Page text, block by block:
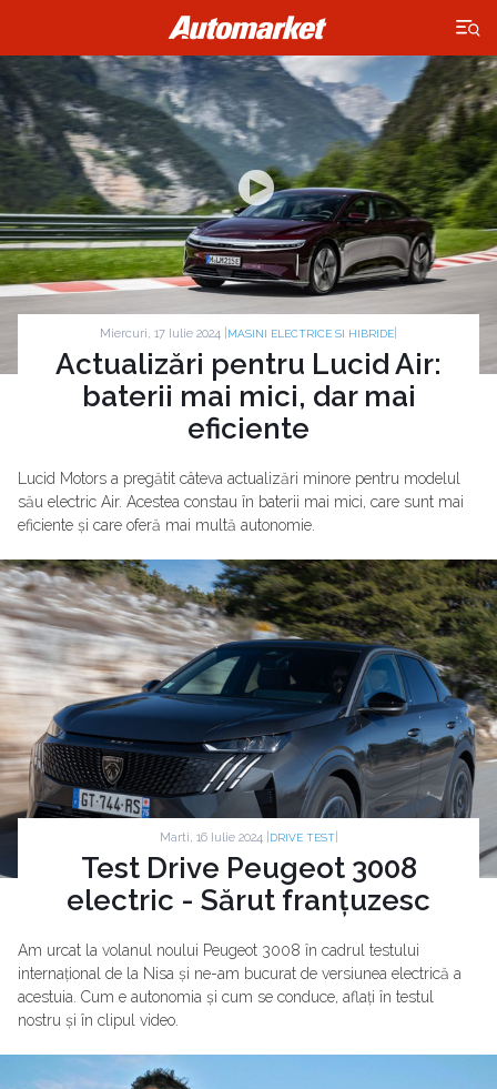
×
Miercuri, 17 Iulie 2024 | MASINI ELECTRICE SI HIBRIDE
Actualizări pentru Lucid Air:
baterii mai mici, dar mai
eficiente
Lucid Motors a pregătit câteva actualizări minore pentru modelul
său electric Air. Acestea constau în baterii mai mici, care sunt mai
eficiente și care oferă mai multă autonomie.
Marti, 16 Iulie 2024 | DRIVE TEST|
Test Drive Peugeot 3008
electric - Sărut franțuzesc
Am urcat la volanul noului Peugeot 3008 în cadrul testului
internațional de la Nisa și ne-am bucurat de versiunea electrică a
acestuia. Cum e autonomia și cum se conduce, aflați în testul
nostru și în clipul video.